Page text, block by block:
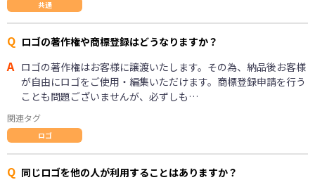
共通
Q ロゴの著作権や商標登録はどうなりますか？
A ロゴの著作権はお客様に譲渡いたします。その為、納品後お客様
が自由にロゴをご使用・編集いただけます。商標登録申請を行う
ことも問題ございませんが、必ずしも…
関連タグ
ロゴ
Q 同じロゴを他の人が利用することはありますか？